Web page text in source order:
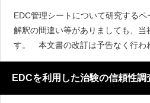
EDC管理シートについて研究する
解釈の間違い等がありましても、当
す。 本文書の改訂は予告なく行わ
に関する適合性調査の見直しと
薬品医療機器総合機構（以下、
EDCを利用した治験の信頼性